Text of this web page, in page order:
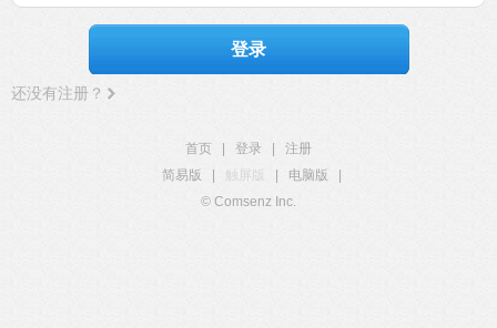
登录
还没有注册？
首页 登录
注册
简易版
触屏版 电脑版
© Comsenz Inc.